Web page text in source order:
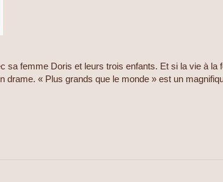
sa femme Doris et leurs trois enfants. Et si la vie à la
drame. « Plus grands que le monde » est un